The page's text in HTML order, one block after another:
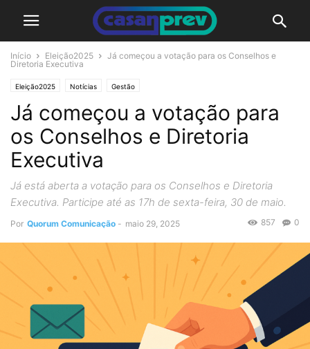
Início Eleição2025
Já começou a votação para os Conselhos e
Diretoria Executiva
Eleição2025 Notícias Gestão
Já começou a votação para
os Conselhos e Diretoria
Executiva
Já está aberta a votação para os Conselhos e Diretoria
Executiva. Participe até as 17h de sexta-feira, 30 de maio.
Por Quorum Comunicação - maio 29, 2025 0
857